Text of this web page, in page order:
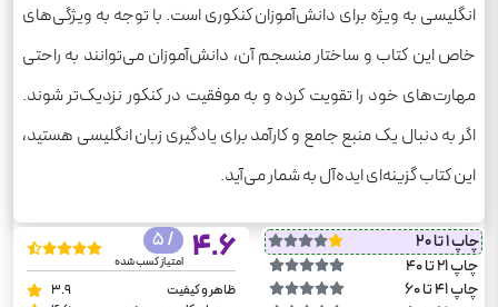
انگلیسی به ویژه برای دانش‌آموزان کنکوری است. با توجه به ویژگی‌های
خاص این کتاب و ساختار منسجم آن، دانش‌آموزان می‌توانند به راحتی
مهارت‌های خود را تقویت کرده و به موفقیت در کنکور نزدیک‌تر شوند.
اگر به دنبال یک منبع جامع و کارآمد برای یادگیری زبان انگلیسی هستید،
این کتاب گزینه‌ای ایده‌آل به شمار می‌آید.
چاپ 1 تا 20
چاپ 21 تا 40
چاپ 41 تا 60
4.6
/ 5
امتیاز کسب شده
ظاهر و کیفیت
3.9